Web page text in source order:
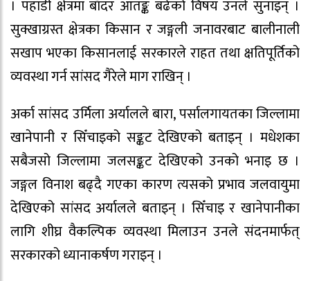
। पहाडी क्षेत्रमा बाँदर आतङ्क बढेको विषय उनले सुनाइन् ।
सुक्खाग्रस्त क्षेत्रका किसान र जङ्गली जनावरबाट बालीनाली
सखाप भएका किसानलाई सरकारले राहत तथा क्षतिपूर्तिको
व्यवस्था गर्न सांसद गैरेले माग राखिन् ।
अर्का सांसद उर्मिला अर्यालले बारा, पर्सालगायतका जिल्लामा
खानेपानी र सिँचाइको सङ्कट देखिएको बताइन् । मधेशका
सबैजसो जिल्लामा जलसङ्कट देखिएको उनको भनाइ छ ।
जङ्गल विनाश बढ्दै गएका कारण त्यसको प्रभाव जलवायुमा
देखिएको सांसद अर्यालले बताइन् । सिँचाइ र खानेपानीका
लागि शीघ्र वैकल्पिक व्यवस्था मिलाउन उनले संदनमार्फत्
सरकारको ध्यानाकर्षण गराइन् ।